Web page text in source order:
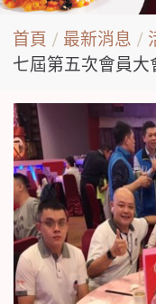
首頁 最新消息
七屆第五次會員